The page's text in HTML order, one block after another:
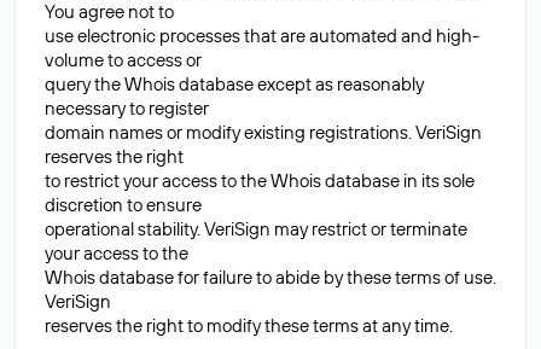
You agree not to
use electronic processes that are automated and high-
volume to access or
query the Whois database except as reasonably
necessary to register
domain names or modify existing registrations. VeriSign
reserves the right
to restrict your access to the Whois database in its sole
discretion to ensure
operational stability. VeriSign may restrict or terminate
your access to the
Whois database for failure to abide by these terms of use.
VeriSign
reserves the right to modify these terms at any time.